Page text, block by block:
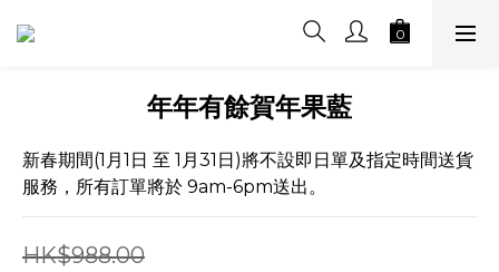
年年有餘賀年果藍
新春期間(1月1日 至 1月31日)將不設即日單及指定時間送貨
服務，所有訂單將於 9am-6pm送出。
HK$988.00